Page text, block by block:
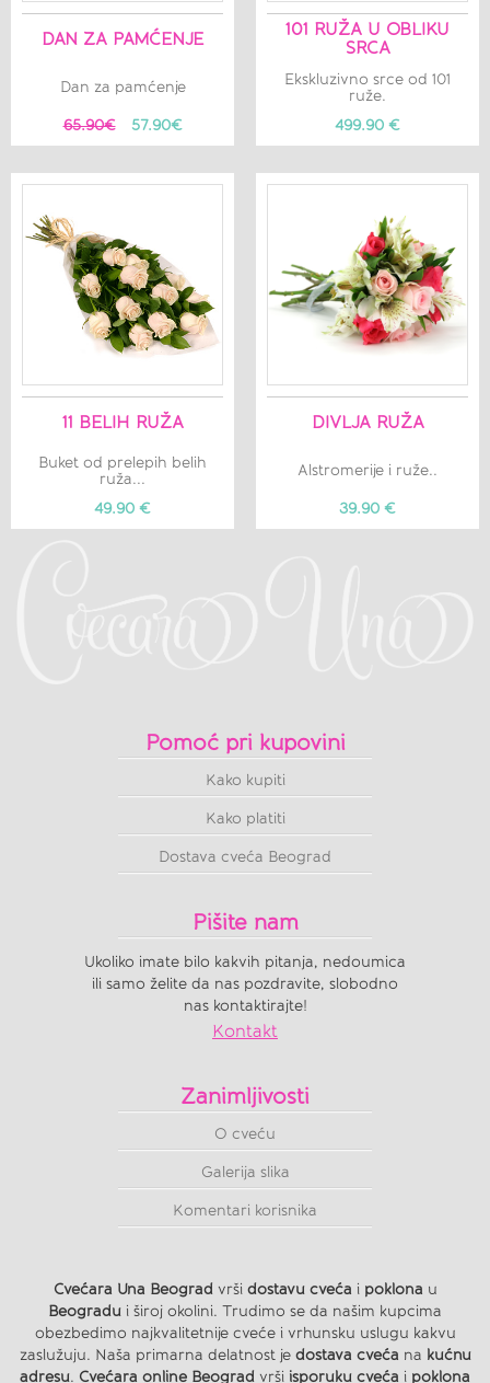
DAN ZA PAMĆENJE
Dan za pamćenje
65.90€ 57.90€
101 RUŽA U OBLIKU
SRCA
Ekskluzivno srce od 101
ruže.
499.90 €
11 BELIH RUŽA
Buket od prelepih belih
ruža...
49.90 €
DIVLJA RUŽA
Alstromerije i ruže..
39.90 €
Pomoć pri kupovini
Kako kupiti
Kako platiti
Dostava cveća Beograd
Pišite nam
Ukoliko imate bilo kakvih pitanja, nedoumica
ili samo želite da nas pozdravite, slobodno
nas kontaktirajte!
Kontakt
Zanimljivosti
O cveću
Galerija slika
Komentari korisnika
Cvećara Una Beogradvrši dostavu cveća i poklona u
Beogradu i široj okolini. Trudimo se da našim kupcima
obezbedimo najkvalitetnije cveće i vrhunsku uslugu kakvu
zaslužuju. Naša primarna delatnost je dostava cveća na kućnu
adresu. Cvećara online Beograd vrši isporuku cveća i poklona